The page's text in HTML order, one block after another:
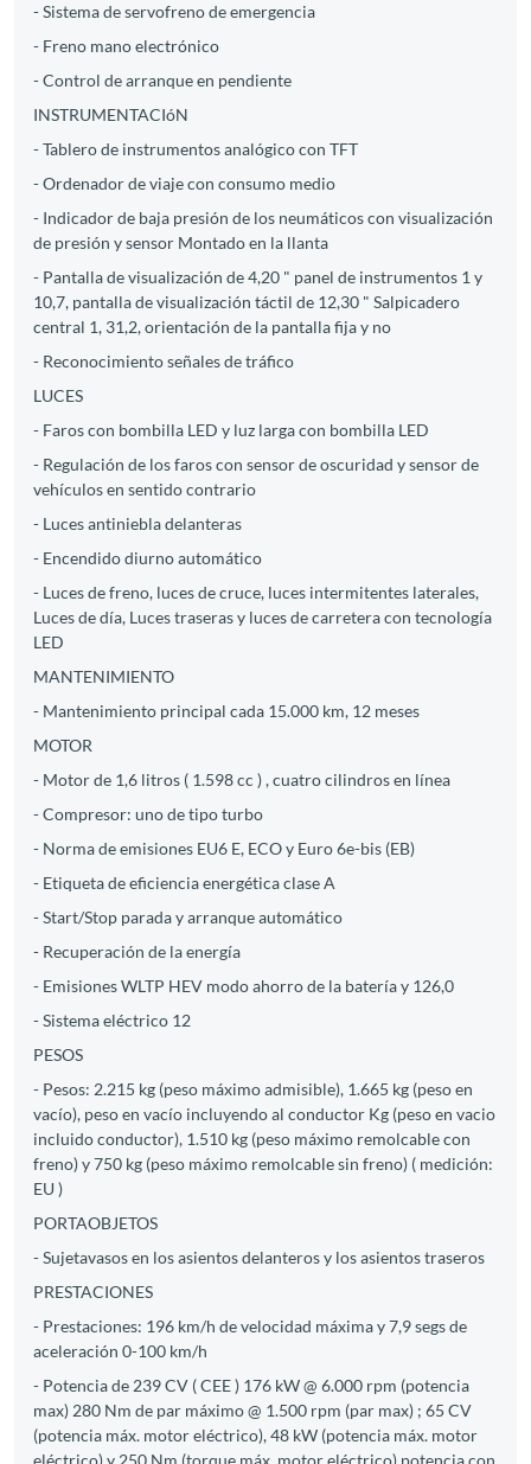
- Sistema de servofreno de emergencia
- Freno mano electrónico
- Control de arranque en pendiente
INSTRUMENTACIóN
- Tablero de instrumentos analógico con TFT
- Ordenador de viaje con consumo medio
- Indicador de baja presión de los neumáticos con visualización
de presión y sensor Montado en la llanta
- Pantalla de visualización de 4,20 " panel de instrumentos 1 y
10,7, pantalla de visualización táctil de 12,30 " Salpicadero
central 1, 31,2, orientación de la pantalla fija y no
- Reconocimiento señales de tráfico
LUCES
- Faros con bombilla LED y luz larga con bombilla LED
- Regulación de los faros con sensor de oscuridad y sensor de
vehículos en sentido contrario
- Luces antiniebla delanteras
- Encendido diurno automático
- Luces de freno, luces de cruce, luces intermitentes laterales,
Luces de día, Luces traseras y luces de carretera con tecnología
LED
MANTENIMIENTO
- Mantenimiento principal cada 15.000 km, 12 meses
MOTOR
- Motor de 1,6 litros ( 1.598 cc ) , cuatro cilindros en línea
- Compresor: uno de tipo turbo
- Norma de emisiones EU6 E, ECO y Euro 6e-bis (EB)
- Etiqueta de eficiencia energética clase A
- Start/Stop parada y arranque automático
- Recuperación de la energía
- Emisiones WLTP HEV modo ahorro de la batería y 126,0
- Sistema eléctrico 12
PESOS
- Pesos: 2.215 kg (peso máximo admisible), 1.665 kg (peso en
vacío), peso en vacío incluyendo al conductor Kg (peso en vacio
incluido conductor), 1.510 kg (peso máximo remolcable con
freno) y 750 kg (peso máximo remolcable sin freno) ( medición:
EU )
PORTAOBJETOS
- Sujetavasos en los asientos delanteros y los asientos traseros
PRESTACIONES
- Prestaciones: 196 km/h de velocidad máxima y 7,9 segs de
aceleración 0-100 km/h
- Potencia de 239 CV ( CEE ) 176 kW @ 6.000 rpm (potencia
max) 280 Nm de par máximo @ 1.500 rpm (par max) ; 65 CV
(potencia máx. motor eléctrico), 48 kW (potencia máx. motor
eléctrico) y 250 Nm (torque máx. motor eléctrico) potencia con